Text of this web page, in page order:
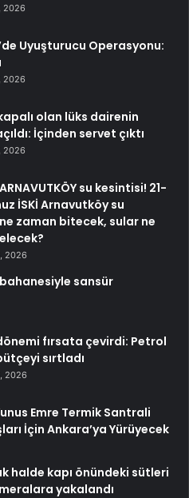
2026
Uyuşturucu Operasyonu:
2026
olan lüks dairenin
İçinden servet çıktı
2026
su kesintisi! 21-
İSKİ Arnavutköy su
zaman bitecek, sular ne
2026
sansür
fırsata çevirdi: Petrol
sırtladı
2026
Emre Termik Santrali
İçin Ankara’ya Yürüyecek
halde kapı önündeki sütleri
yakalandı